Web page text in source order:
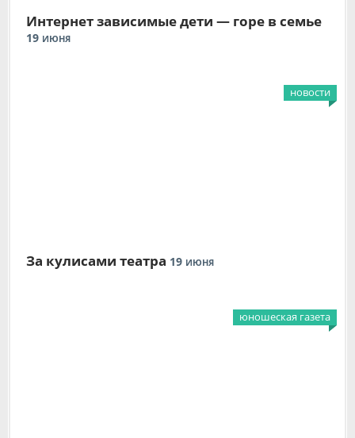
Интернет зависимые дети — горе в семье
19 ИЮНЯ
новости
За кулисами театра 19 ИЮНЯ
юношеская газета